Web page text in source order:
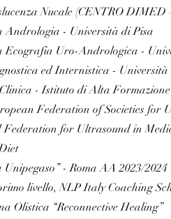
Nucale (CENTRO DIMED
- Università di Pisa
Uro-Andrologica -
ed Internistica - Università
- Istituto di Alta Formazione
Federation of Societies for
for Ultrasound in
- Roma AA 2023/2024
livello, NLP Italy Coaching
Olistica “Reconnective Healing”